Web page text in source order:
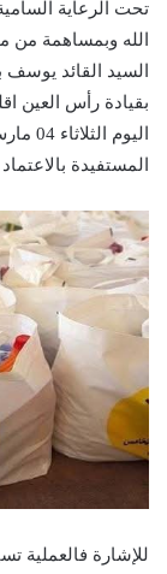
تحت الرعاية
الله وبمساهمة
السيد القائد يوسف
بقيادة رأس العين
المستفيدة
للإشارة فالعملية